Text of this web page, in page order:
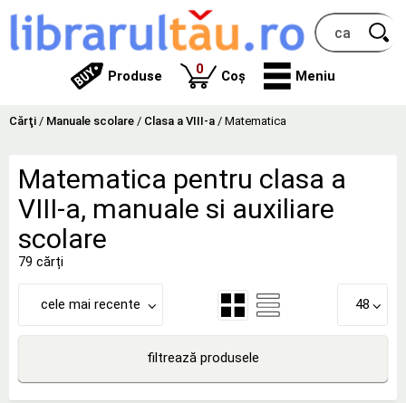
Produse 0produse
Coș Meniu
Cărţi / Manuale scolare / Clasa a VIII-a / Matematica
Matematica pentru clasa a
VIII-a, manuale si auxiliare
scolare
79 cărți
cele mai recente 48
filtrează produsele